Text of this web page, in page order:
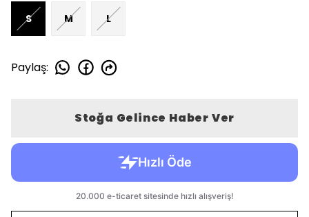
S M L
Paylaş:
Stoğa Gelince Haber Ver